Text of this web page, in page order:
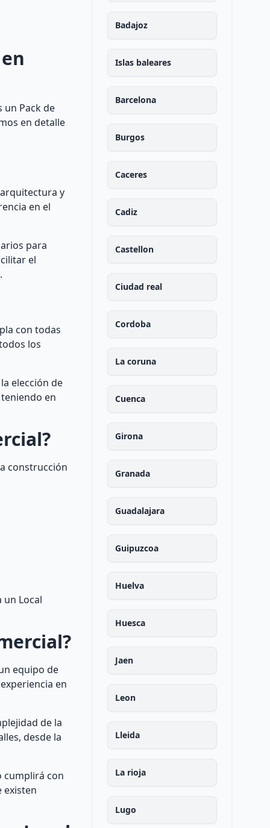
un Pack de
en detalle
y
en el
para
el
con todas
los
elección de
en
construcción
un Local
equipo de
en
de la
desde la
cumplirá con
existen
Badajoz
Islas baleares
Barcelona
Burgos
Caceres
Cadiz
Castellon
Ciudad real
Cordoba
La coruna
Cuenca
Girona
Granada
Guadalajara
Guipuzcoa
Huelva
Huesca
Jaen
Leon
Lleida
La rioja
Lugo